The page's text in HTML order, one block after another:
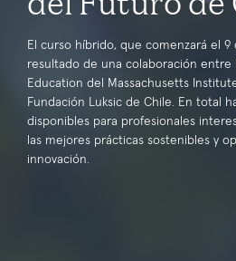
El curso híbrido, que comenzará el 9
resultado de una colaboración entre
Education del Massachusetts
Fundación Luksic de Chile. En total
disponibles para profesionales
las mejores prácticas sostenibles y
innovación.